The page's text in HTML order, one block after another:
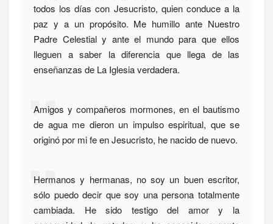
todos los días con Jesucristo, quien conduce a la
paz y a un propósito. Me humillo ante Nuestro
Padre Celestial y ante el mundo para que ellos
lleguen a saber la diferencia que llega de las
enseñanzas de La Iglesia verdadera.
Amigos y compañeros mormones, en el bautismo
de agua me dieron un impulso espiritual, que se
originó por mi fe en Jesucristo, he nacido de nuevo.
Hermanos y hermanas, no soy un buen escritor,
sólo puedo decir que soy una persona totalmente
cambiada. He sido testigo del amor y la